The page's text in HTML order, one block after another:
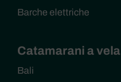
Barche elettriche
Catamarani a vela
Bali